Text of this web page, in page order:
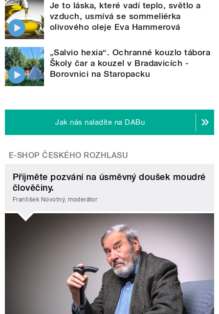
Je to láska, které vadí teplo, světlo a
vzduch, usmívá se sommeliérka
olivového oleje Eva Hammerová
„Salvio hexia“. Ochranné kouzlo tábora
Školy čar a kouzel v Bradavicích -
Borovnici na Staropacku
Jak nás naladíte na DABu
E-SHOP ČESKÉHO ROZHLASU
Přijměte pozvání na úsměvný doušek moudré
člověčiny.
František Novotný, moderátor